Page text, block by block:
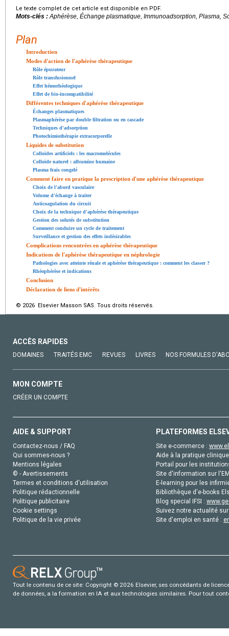
Le texte complet de cet article est disponible en PDF.
Mots-clés :Aphérèse, Échange plasmatique, Immunoadsorption, Plasma,
Plan
Introduction
Modes d'action de l'aphérèse thérapeutique
Rôle épurateur
Rôle transfusionnel
Effet hémorhéologique
Effet de bio-incompatibilité
Différentes techniques d'aphérèse thérapeutique
Échanges plasmatiques
Plasmaphérèse par double filtration ou en cascade
Techniques d'adsorption
Photochimiothérapie extracorporelle
Liquides de substitution
Colloïdes artificiels : les macromolécules
Colloïde naturel : albumine humaine
Plasma frais congelé
Comment faire en pratique la prescription d'une aphérèse thérapeutique
Choix de l'abord vasculaire
Volume d'échange à traiter
Anticoagulation du circuit
Choix de la technique d'aphérèse thérapeutique
Gestion des solutés de substitution
Comment conduire un cycle de traitement
Surveillance et gestion des effets indésirables
Complications rencontrées en aphérèse thérapeutique
Indications de l'aphérèse thérapeutique en néphrologie
Pathologies avec atteinte rénale et aphérèse thérapeutique : comment les classer ?
Rhéophérèse et indications
Conclusion
Déclaration de liens d'intérêts
© 2026 Elsevier Masson SAS. Tous droits réservés.
ACCÈS RAPIDES
DOMAINES TRAITÉS EMC REVUES LIVRES NOS FORMULES
MON COMPTE
CRÉER UN COMPTE
AIDE & SUPPORT
Contactez-nous / FAQ
Qui sommes-nous ?
Mentions légales
© - Avertissements
Termes et conditions d'utilisation
Politique rédactionnelle
Politique publicitaire
Cookie settings
Politique de la vie privée
PLATEFORMES
Site e-commerce :
Aide à la pratique
Portail pour les
Site d'information sur
E-learning pour les
Bibliothèque d'e-books
Blog special IFSI :
Suivez notre actualité
Site d'emploi en santé :
Tout le contenu de ce site: Copyright © 2026 Elsevier, ses concédants de
de données, a la formation en IA et aux technologies similaires. Pour tout